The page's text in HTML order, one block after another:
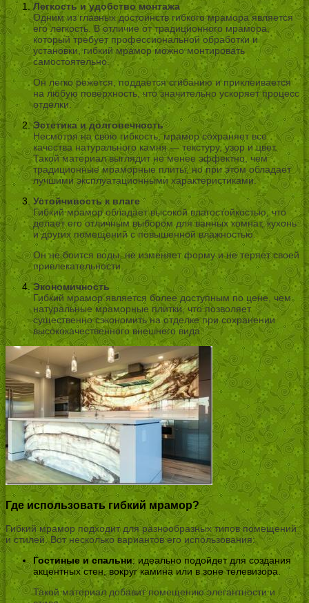
Легкость и удобство монтажа
Одним из главных достоинств гибкого мрамора является
его легкость. В отличие от традиционного мрамора,
который требует профессиональной обработки и
установки, гибкий мрамор можно монтировать
самостоятельно.
Он легко режется, поддается сгибанию и приклеивается
на любую поверхность, что значительно ускоряет процесс
отделки.
Эстетика и долговечность
Несмотря на свою гибкость, мрамор сохраняет все
качества натурального камня — текстуру, узор и цвет.
Такой материал выглядит не менее эффектно, чем
традиционные мраморные плиты, но при этом обладает
лучшими эксплуатационными характеристиками.
Устойчивость к влаге
Гибкий мрамор обладает высокой влагостойкостью, что
делает его отличным выбором для ванных комнат, кухонь
и других помещений с повышенной влажностью.
Он не боится воды, не изменяет форму и не теряет своей
привлекательности.
Экономичность
Гибкий мрамор является более доступным по цене, чем
натуральные мраморные плитки, что позволяет
существенно сэкономить на отделке при сохранении
высококачественного внешнего вида.
Где использовать гибкий мрамор?
Гибкий мрамор подходит для разнообразных типов помещений
и стилей. Вот несколько вариантов его использования:
Гостиные и спальни: идеально подойдет для создания
акцентных стен, вокруг камина или в зоне телевизора.
Такой материал добавит помещению элегантности и